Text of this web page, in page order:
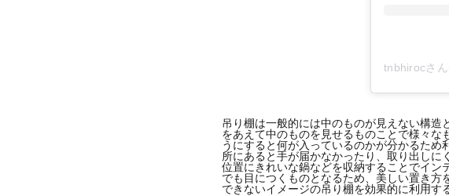
tnbhirocさ
吊り棚は一般的には中のものが見えない構
をあえて中のものを見せるものことで様々な
うにすると何が入っているのかが分かるた
所にあると手が届かなかったり、取り出し
位置にきれいな鍋などを収納することでイン
でも目につくものとなるため、美しい置き
できないイメージの吊り棚を効果的に利用す